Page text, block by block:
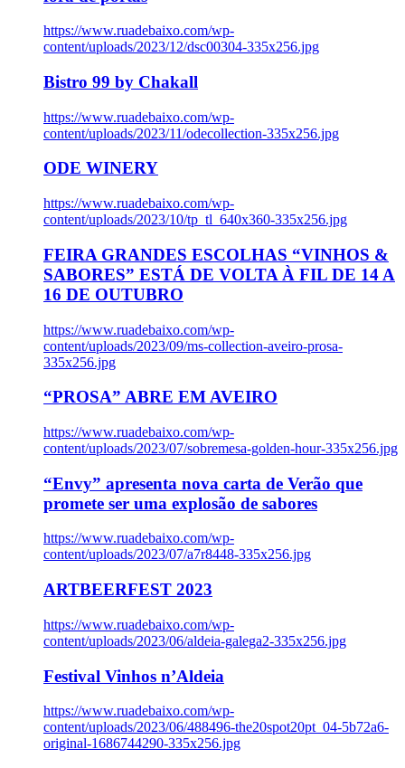
https://www.ruadebaixo.com/wp-
content/uploads/2023/12/dsc00304-335x256.jpg
Bistro 99 by Chakall
https://www.ruadebaixo.com/wp-
content/uploads/2023/11/odecollection-335x256.jpg
ODE WINERY
https://www.ruadebaixo.com/wp-
content/uploads/2023/10/tp_tl_640x360-335x256.jpg
FEIRA GRANDES ESCOLHAS “VINHOS &
SABORES” ESTÁ DE VOLTA À FIL DE 14 A
16 DE OUTUBRO
https://www.ruadebaixo.com/wp-
content/uploads/2023/09/ms-collection-aveiro-prosa-
335x256.jpg
“PROSA” ABRE EM AVEIRO
https://www.ruadebaixo.com/wp-
content/uploads/2023/07/sobremesa-golden-hour-335x256.jpg
“Envy” apresenta nova carta de Verão que
promete ser uma explosão de sabores
https://www.ruadebaixo.com/wp-
content/uploads/2023/07/a7r8448-335x256.jpg
ARTBEERFEST 2023
https://www.ruadebaixo.com/wp-
content/uploads/2023/06/aldeia-galega2-335x256.jpg
Festival Vinhos n’Aldeia
https://www.ruadebaixo.com/wp-
content/uploads/2023/06/488496-the20spot20pt_04-5b72a6-
original-1686744290-335x256.jpg